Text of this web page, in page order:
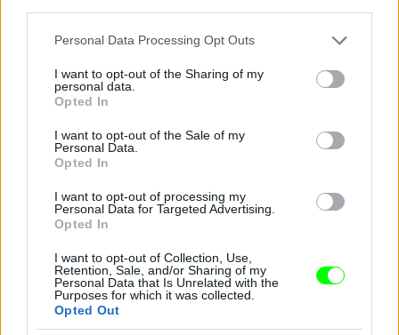
Please note that this website/app uses one or more Google
not limited to your visit or usage behaviour. You may click to
grant or deny consent to Google and its third-party tags to
use your data for below specified purposes in below Google
consent section.
Personal Data Processing Opt Outs
I want to opt-out of the Sharing of my
personal data.
Opted In
I want to opt-out of the Sale of my
Personal Data.
Opted In
I want to opt-out of processing my
Personal Data for Targeted Advertising.
Opted In
I want to opt-out of Collection, Use,
Retention, Sale, and/or Sharing of my
Personal Data that Is Unrelated with the
Purposes for which it was collected.
Opted Out
Jön még kép!